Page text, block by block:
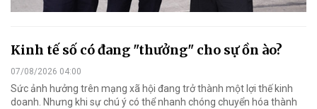
Kinh tế số có đang "thưởng" cho sự ồn ào?
07/08/2026 04:00
Sức ảnh hưởng trên mạng xã hội đang trở thành một lợi thế kinh
doanh. Nhưng khi sự chú ý có thể nhanh chóng chuyển hóa thành